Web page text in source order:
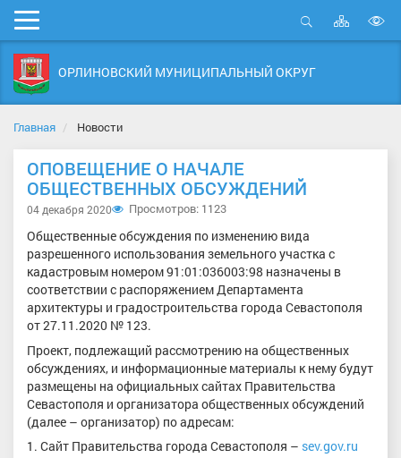
Мобильное
меню
Открыть
Карта
сайта
ОРЛИНОВСКИЙ МУНИЦИПАЛЬНЫЙ ОКРУГ
Главная Новости
ОПОВЕЩЕНИЕ O НАЧАЛЕ
ОБЩЕСТВЕННЫХ ОБСУЖДЕНИЙ
04 декабря 2020 Просмотров: 1123
Общественные обсуждения по изменению вида
разрешенного использования земельного участка с
кадастровым номером 91:01:036003:98 назначены в
соответствии с распоряжением Департамента
архитектуры и градостроительства города Севастополя
от 27.11.2020 № 123.
Проект, подлежащий рассмотрению на общественных
обсуждениях, и информационные материалы к нему будут
размещены на официальных сайтах Правительства
Севастополя и организатора общественных обсуждений
(далее – организатор) по адресам:
1. Сайт Правительства города Севастополя – sev.gov.ru